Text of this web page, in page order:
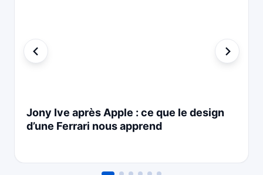
Jony Ive après Apple : ce que le design
d’une Ferrari nous apprend